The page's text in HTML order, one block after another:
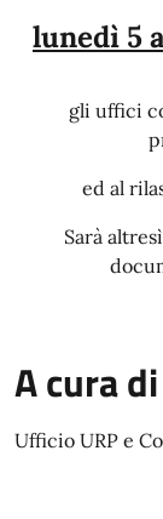
lunedì 5
gli uffici
ed al
Sarà
A cura di
Ufficio URP e